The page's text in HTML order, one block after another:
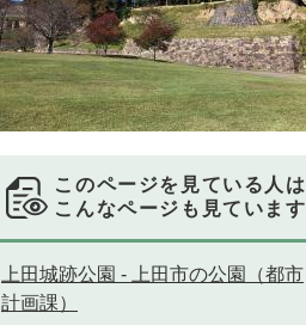
このページを見ている人は
こんなページも見ています
上田城跡公園 - 上田市の公園（都市
計画課）